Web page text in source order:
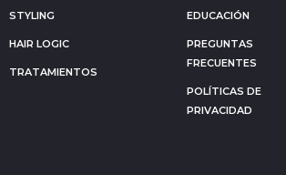
STYLING
HAIR LOGIC
TRATAMIENTOS
EDUCACIÓN
PREGUNTAS
FRECUENTES
POLÍTICAS DE
PRIVACIDAD